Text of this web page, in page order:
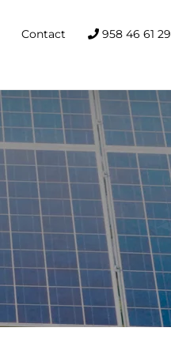
Contact 958 46 61 29